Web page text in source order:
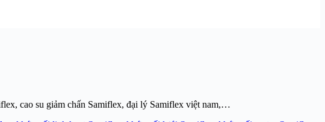
cao su giảm chấn Samiflex, đại lý Samiflex việt nam,…